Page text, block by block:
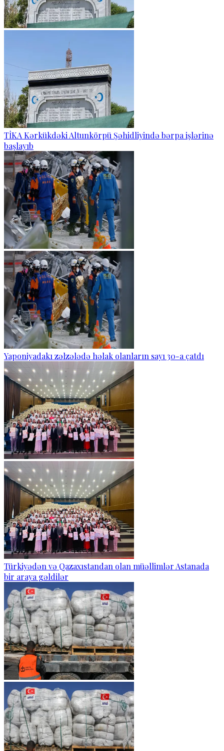
TİKA Kərkükdəki Altunkörpü Şəhidliyində bərpa işlərinə
başlayıb
Yaponiyadakı zəlzələdə həlak olanların sayı 30-a çatdı
Türkiyədən və Qazaxıstandan olan müəllimlər Astanada
bir araya gəldilər